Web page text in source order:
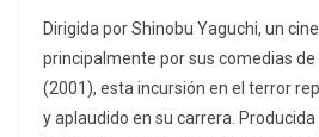
Dirigida por Shinobu Yaguchi, un
principalmente por sus comedias
(2001), esta incursión en el terror
y aplaudido en su carrera.